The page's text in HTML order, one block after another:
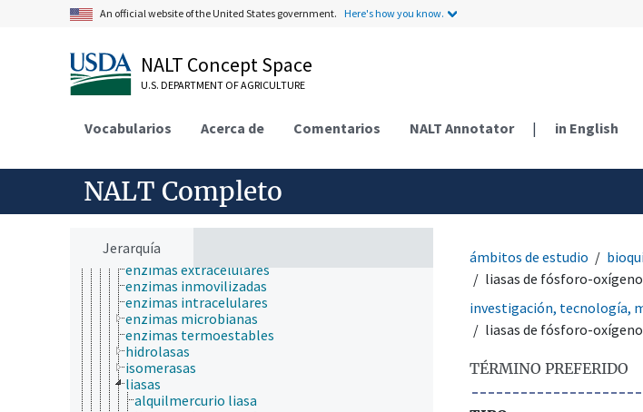
An official website of the United States government. Here's how you know.
NALT Concept Space
U.S. DEPARTMENT OF AGRICULTURE
Vocabularios Acerca de Comentarios NALT Annotator | in English
NALT Completo
Jerarquía
bioluminiscencia
compuestos bioquímicos
ácidos nucléicos, nucleósidos y nucleótidos
aminoácidos, péptidos y proteínas
biopolímero
carbohidratos
elicitores
enzimas
complejos multienzimáticos
enzimas antioxidantes
enzimas digestivas
enzimas extracelulares
enzimas inmovilizadas
enzimas intracelulares
enzimas microbianas
enzimas termoestables
hidrolasas
isomerasas
liasas
alquilmercurio liasa
ámbitos de estudio
liasas de fósforo-oxígeno
investigación, tecnología,
liasas de fósforo-oxígeno
TÉRMINO PREFERIDO